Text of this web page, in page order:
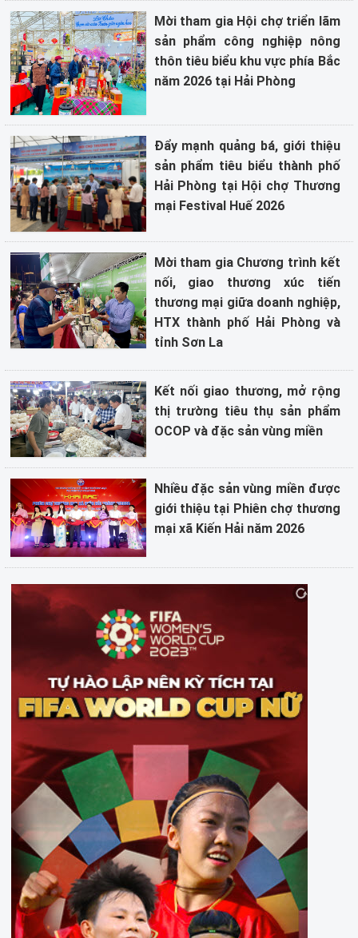
Mời tham gia Hội chợ triển lãm
sản phẩm công nghiệp nông
thôn tiêu biểu khu vực phía Bắc
năm 2026 tại Hải Phòng
Đẩy mạnh quảng bá, giới thiệu
sản phẩm tiêu biểu thành phố
Hải Phòng tại Hội chợ Thương
mại Festival Huế 2026
Mời tham gia Chương trình kết
nối, giao thương xúc tiến
thương mại giữa doanh nghiệp,
HTX thành phố Hải Phòng và
tỉnh Sơn La
Kết nối giao thương, mở rộng
thị trường tiêu thụ sản phẩm
OCOP và đặc sản vùng miền
Nhiều đặc sản vùng miền được
giới thiệu tại Phiên chợ thương
mại xã Kiến Hải năm 2026